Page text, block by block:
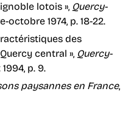
lotois », Quercy-
octobre 1974, p. 18-22.
des
central », Quercy-
p. 9.
paysannes en France,